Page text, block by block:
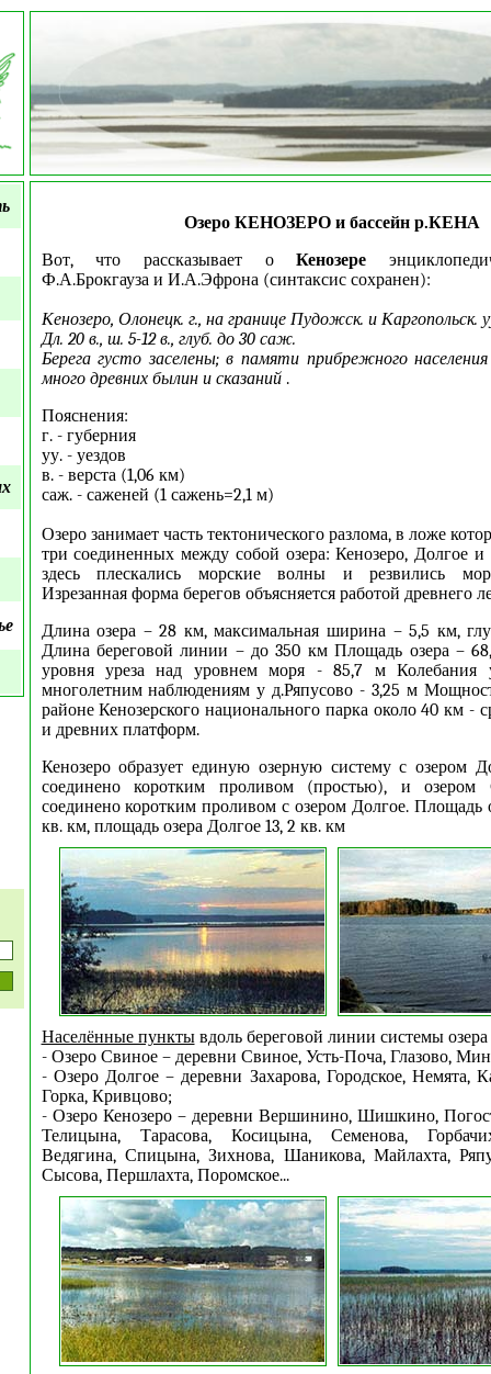
Озеро КЕНОЗЕРО и бассейн р.КЕНА
Вот, что рассказывает оКенозере
Ф.А.Брокгауза и И.А.Эфрона (синтаксис сохранен):
Кенозеро, Олонецк. г., на границе Пудожск. и Каргопольск.
Дл. 20 в., ш. 5-12 в., глуб. до 30 саж.
Берега густо заселены; в памяти прибрежного
много древних былин и сказаний .
Пояснения:
г. - губерния
уу. - уездов
в. - верста (1,06 км)
саж. - саженей (1 сажень=2,1 м)
Озеро занимает часть тектонического разлома, в ложе
три соединенных между собой озера: Кенозеро, Долгое и
здесь плескались морские волны и резвились
Изрезанная форма берегов объясняется работой древнего
Длина озера – 28 км, максимальная ширина – 5,5 км,
Длина береговой линии – до 350 км Площадь озера –
уровня уреза над уровнем моря - 85,7 м Колебания
многолетним наблюдениям у д.Ряпусово - 3,25 м
районе Кенозерского национального парка около 40 км -
и древних платформ.
Кенозеро образует единую озерную систему с озером
соединено коротким проливом (простью), и озером
соединено коротким проливом с озером Долгое. Площадь
кв. км, площадь озера Долгое 13, 2 кв. км
Населённые пунктывдоль береговой линии системы озера
- Озеро Свиное – деревни Свиное, Усть-Поча, Глазово,
- Озеро Долгое – деревни Захарова, Городское, Немята,
Горка, Кривцово;
- Озеро Кенозеро – деревни Вершинино, Шишкино,
Телицына, Тарасова, Косицына, Семенова,
Ведягина, Спицына, Зихнова, Шаникова, Майлахта,
Сысова, Першлахта, Поромское...